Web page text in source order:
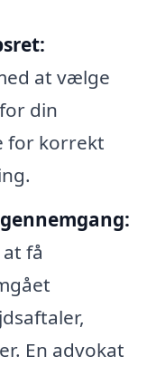
at vælge
din
for korrekt
få
En advokat